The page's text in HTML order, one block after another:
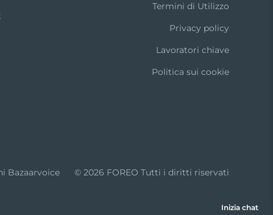
Termini di Utilizzo
Privacy policy
Lavoratori chiave
Politica sui cookie
Bazaarvoice © 2026 FOREO Tutti i diritti riservati
Inizia chat